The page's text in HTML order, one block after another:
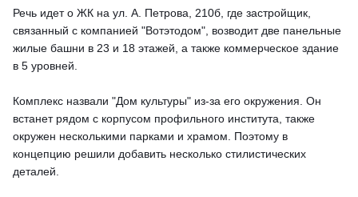
Речь идет о ЖК на ул. А. Петрова, 210б, где застройщик,
связанный с компанией "Вотэтодом", возводит две панельные
жилые башни в 23 и 18 этажей, а также коммерческое здание
в 5 уровней.
Комплекс назвали "Дом культуры" из-за его окружения. Он
встанет рядом с корпусом профильного института, также
окружен несколькими парками и храмом. Поэтому в
концепцию решили добавить несколько стилистических
деталей.